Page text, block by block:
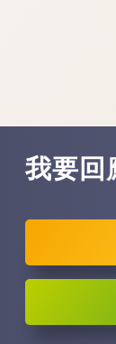
我要回